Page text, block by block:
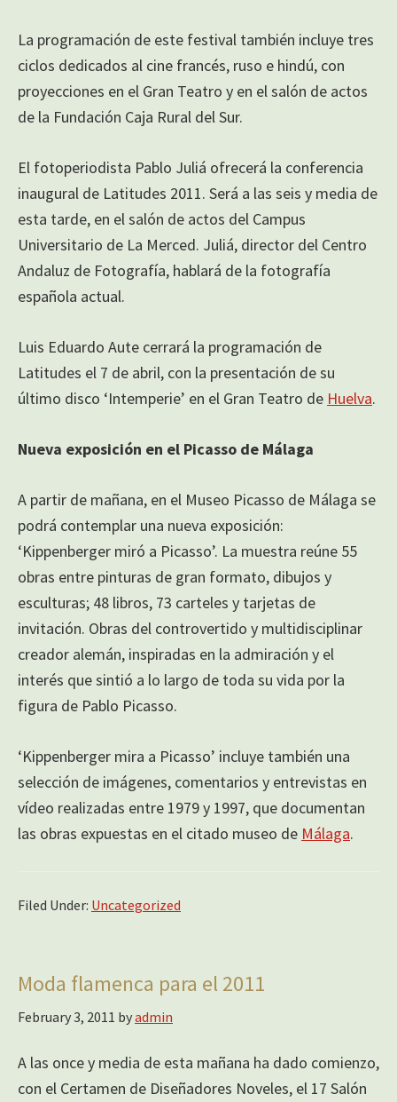
La programación de este festival también incluye tres
ciclos dedicados al cine francés, ruso e hindú, con
proyecciones en el Gran Teatro y en el salón de actos
de la Fundación Caja Rural del Sur.
El fotoperiodista Pablo Juliá ofrecerá la conferencia
inaugural de Latitudes 2011. Será a las seis y media de
esta tarde, en el salón de actos del Campus
Universitario de La Merced. Juliá, director del Centro
Andaluz de Fotografía, hablará de la fotografía
española actual.
Luis Eduardo Aute cerrará la programación de
Latitudes el 7 de abril, con la presentación de su
último disco ‘Intemperie’ en el Gran Teatro de Huelva.
Nueva exposición en el Picasso de Málaga
A partir de mañana, en el Museo Picasso de Málaga se
podrá contemplar una nueva exposición:
‘Kippenberger miró a Picasso’. La muestra reúne 55
obras entre pinturas de gran formato, dibujos y
esculturas; 48 libros, 73 carteles y tarjetas de
invitación. Obras del controvertido y multidisciplinar
creador alemán, inspiradas en la admiración y el
interés que sintió a lo largo de toda su vida por la
figura de Pablo Picasso.
‘Kippenberger mira a Picasso’ incluye también una
selección de imágenes, comentarios y entrevistas en
vídeo realizadas entre 1979 y 1997, que documentan
las obras expuestas en el citado museo de Málaga.
Filed Under: Uncategorized
Moda flamenca para el 2011
February 3, 2011 byadmin
A las once y media de esta mañana ha dado comienzo,
con el Certamen de Diseñadores Noveles, el 17 Salón